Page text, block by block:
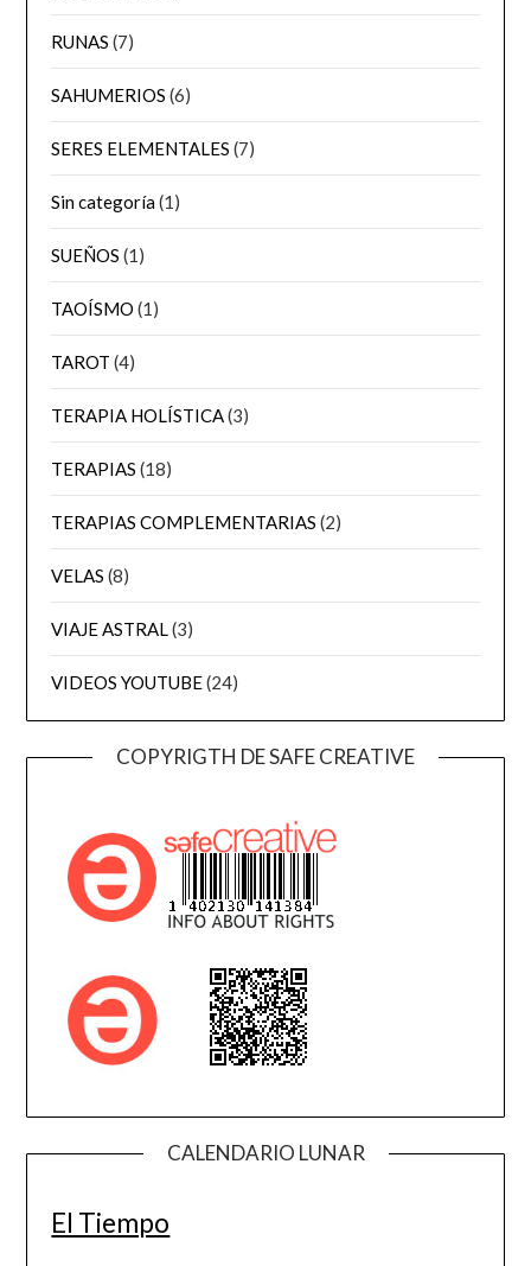
RUNAS (7)
SAHUMERIOS (6)
SERES ELEMENTALES (7)
Sin categoría(1)
SUEÑOS (1)
TAOÍSMO (1)
TAROT (4)
TERAPIA HOLÍSTICA(3)
TERAPIAS (18)
TERAPIAS COMPLEMENTARIAS (2)
VELAS (8)
VIAJE ASTRAL(3)
VIDEOS YOUTUBE(24)
COPYRIGTH DE SAFE CREATIVE
CALENDARIO LUNAR
El Tiempo